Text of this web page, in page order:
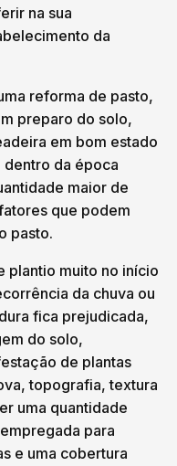
na sua
da
reforma de pasto,
preparo do solo,
em bom estado
da época
maior de
que podem
pasto.
plantio muito no início
da chuva ou
fica prejudicada,
do solo,
de plantas
topografia, textura
uma quantidade
para
e uma cobertura